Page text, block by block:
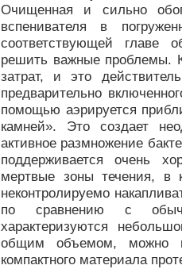
Очищенная и сильно
вспенивателя в
соответствующей главе
решить важные проблемы.
затрат, и это
предварительно
помощью аэрируется
камней». Это создает
активное размножение
поддерживается очень
мертвые зоны течения, в
неконтролируемо
по сравнению с
характеризуются
общим объемом, можно
компактного материала